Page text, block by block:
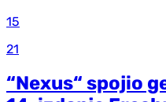
15
21
“Nexus“ spojio